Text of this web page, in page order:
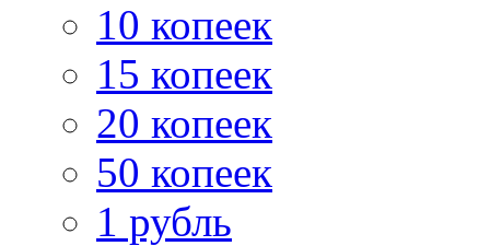
10 копеек
15 копеек
20 копеек
50 копеек
1 рубль